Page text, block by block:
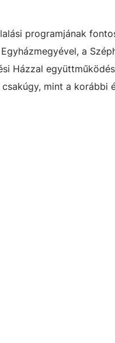
programjának
a
Házzal
mint a korábbi